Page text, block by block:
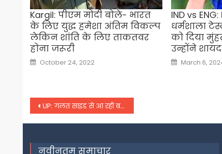
Kargil: पीएम मोदी बोले- भारत
के लिए युद्ध हमेशा अंतिम विकल्प
लेकिन शांति के लिए ताकतवर
होना जरूरी
Posted
on
October 24, 2022
IND vs
धर्मशाला
को दिया
उन्होंने
Posted
on
March 6,
Post
navigation
UP: गलत साइड से आ रही बस में ट्राला ने मारी टक्कर, 22 लोग गंभीर रूप से घायल
नवीनतम समाचार